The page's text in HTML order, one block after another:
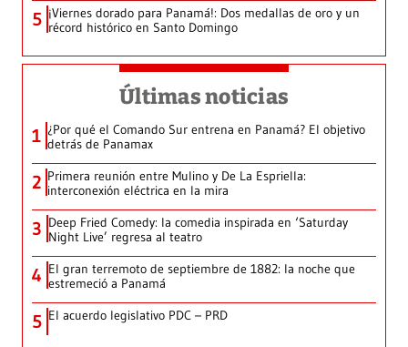
5 ¡Viernes dorado para Panamá!: Dos medallas de oro y un
récord histórico en Santo Domingo
Últimas noticias
1 ¿Por qué el Comando Sur entrena en Panamá? El objetivo
detrás de Panamax
2 Primera reunión entre Mulino y De La Espriella:
interconexión eléctrica en la mira
3 Deep Fried Comedy: la comedia inspirada en ‘Saturday
Night Live’ regresa al teatro
4 El gran terremoto de septiembre de 1882: la noche que
estremeció a Panamá
5 El acuerdo legislativo PDC – PRD